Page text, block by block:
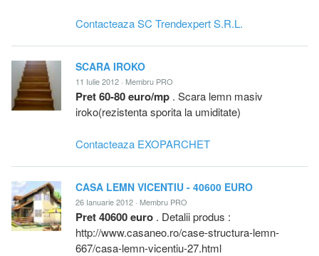
Contacteaza SC Trendexpert S.R.L.
SCARA IROKO
11 Iulie 2012 · Membru PRO
Pret 60-80 euro/mp . Scara lemn masiv
iroko(rezistenta sporita la umiditate)
Contacteaza EXOPARCHET
CASA LEMN VICENTIU - 40600 EURO
26 Ianuarie 2012 · Membru PRO
Pret 40600 euro . Detalii produs :
http://www.casaneo.ro/case-structura-lemn-
667/casa-lemn-vicentiu-27.html